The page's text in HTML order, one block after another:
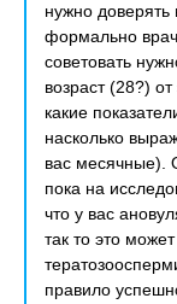
нужно доверять
формально
советовать
возраст (28?)
какие
насколько
вас месячные).
пока на
что у вас
так то это
правило